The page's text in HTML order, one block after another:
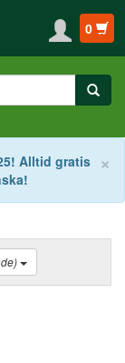
0
×
Alltid gratis